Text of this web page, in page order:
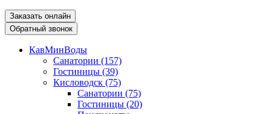
Заказать онлайн
Обратный звонок
КавМинВоды
Санатории (157)
Гостиницы (39)
Кисловодск (75)
Санатории (75)
Гостиницы (20)